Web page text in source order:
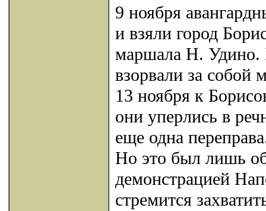
9 ноября
и взяли город
маршала Н. Удино.
взорвали за собой
13 ноября к
они уперлись в
еще одна
Но это был лишь
демонстрацией
стремится